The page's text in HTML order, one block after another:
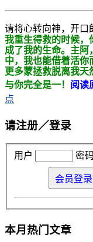
请将心转向神，开口
我重生得救的时候，
成了我的生命。主阿，
中，我也能借着活你
更多蒙拯救脱离我天
与你完全是一！ 阅读
点
请注册／登录
用户 密码
本月热门文章